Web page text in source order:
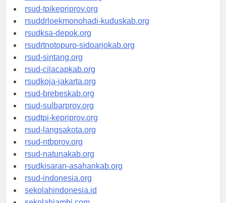
rsud-simeuluekab.org
rsud-tpikepriprov.org
rsuddrloekmonohadi-kuduskab.org
rsudksa-depok.org
rsudrtnotopuro-sidoarjokab.org
rsud-sintang.org
rsud-cilacapkab.org
rsudkoja-jakarta.org
rsud-brebeskab.org
rsud-sulbarprov.org
rsudtpi-kepriprov.org
rsud-langsakota.org
rsud-ntbprov.org
rsud-natunakab.org
rsudkisaran-asahankab.org
rsud-indonesia.org
sekolahindonesia.id